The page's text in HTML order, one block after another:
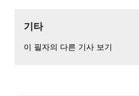
기타
이 필자의 다른 기사 보기